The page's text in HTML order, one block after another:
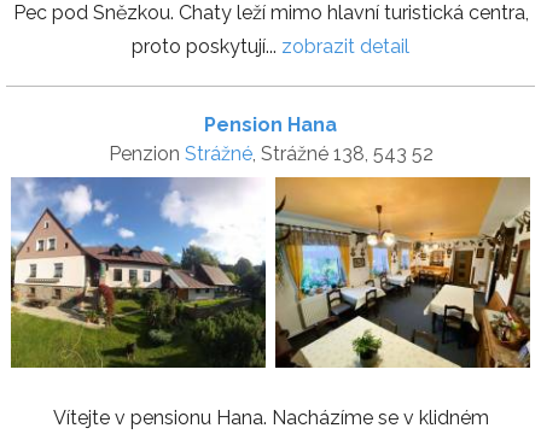
Pec pod Snězkou. Chaty leží mimo hlavní turistická centra,
proto poskytují... zobrazit detail
Pension Hana
Penzion Strážné, Strážné 138, 543 52
Vítejte v pensionu Hana. Nacházíme se v klidném